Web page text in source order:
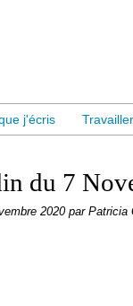
j'écris
du 7
2020 par Patricia